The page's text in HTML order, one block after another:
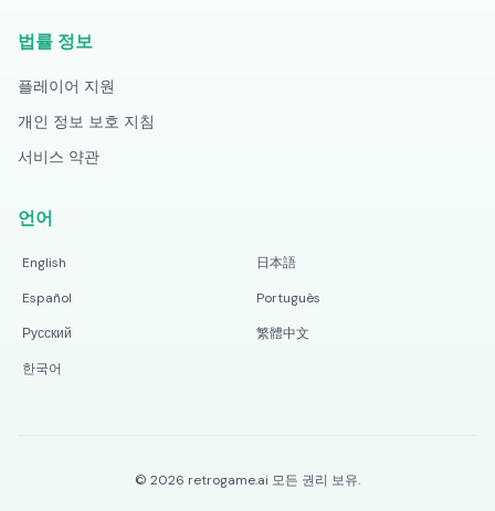
법률 정보
플레이어 지원
개인 정보 보호 지침
서비스 약관
언어
English
日本語
Español
Português
Русский
繁體中文
한국어
© 2026 retrogame.ai 모든 권리 보유.